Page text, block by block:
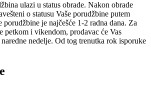
ulazi u status obrade. Nakon obrade
o statusu Vaše porudžbine putem
porudžbine je najčešće 1-2 radna dana. Za
petkom i vikendom, prodavac će Vas
nedelje. Od tog trenutka rok isporuke